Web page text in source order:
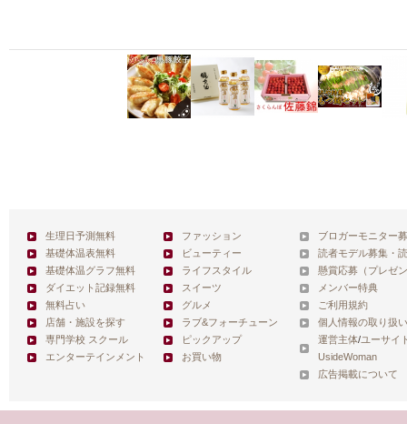
生理日予測無料
基礎体温表無料
基礎体温グラフ無料
ダイエット記録無料
無料占い
店舗・施設を探す
専門学校 スクール
エンターテインメント
ファッション
ビューティー
ライフスタイル
スイーツ
グルメ
ラブ&フォーチューン
ピックアップ
お買い物
ブロガーモニター
読者モデル募集・
懸賞応募（プレゼ
メンバー特典
ご利用規約
個人情報の取り扱
運営主体/ユーサイ
UsideWoman
広告掲載について